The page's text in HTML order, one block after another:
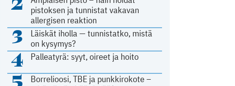
pistoksen ja tunnistat vakavan
allergisen reaktion
3
Läiskät iholla — tunnistatko, mistä
on kysymys?
4 Palleatyrä: syyt, oireet ja hoito
Borrelioosi, TBE ja punkkirokote –